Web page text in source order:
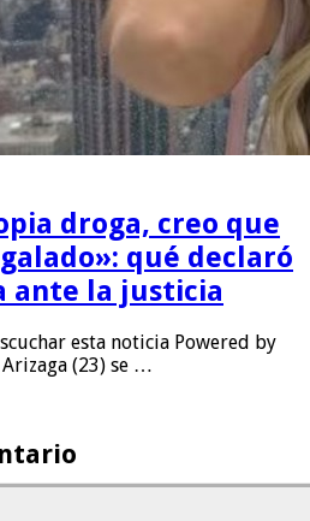
droga, creo que
qué declaró
ante la justicia
esta noticia Powered by
(23) se …